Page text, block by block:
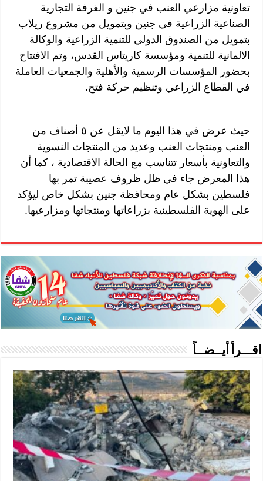
تعاونية مزارعي العنب في جنين و الغرفة التجارية
الصناعية الزراعية في جنين وبتمويل من مشروع ريلاب
بتمويل من الصندوق الدولي للتنمية الزراعية والوكالة
الالمانية للتنمية ومؤسسة كاريتاس القدس، وتم الافتتاح
بحضور المؤسسات الرسمية والأهلية والجمعيات العاملة
في القطاع الزراعي وتنظيم حركة فتح.
حيث عرض في هذا اليوم ما لايقل عن ٥ أصناف من
العنب ومنتجات العنب وعديد من المنتجات النسوية
والتعاونية بأسعار تتناسب مع الحالة الاقتصادية ، كما أن
هذا المعرض جاء في ظل ظروف عصيبة تمر بها
فلسطين بشكل عام ومحافظة جنين بشكل خاص ليؤكد
على الهوية الفلسطينية بزراعاتها ومنتجاتها ومزارعيها.
اقـــرأ أيــضــاً